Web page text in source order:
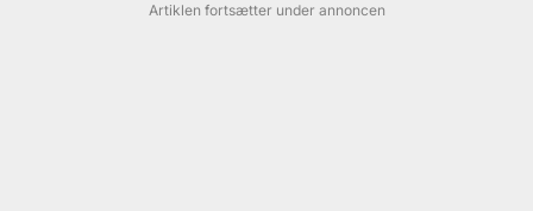
Artiklen fortsætter under annoncen